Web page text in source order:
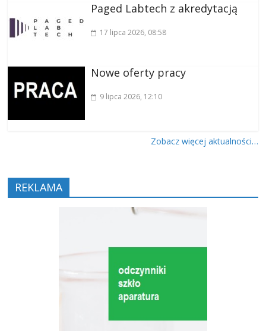
Paged Labtech z akredytacją
17 lipca 2026, 08:58
Nowe oferty pracy
9 lipca 2026, 12:10
Zobacz więcej aktualności…
REKLAMA